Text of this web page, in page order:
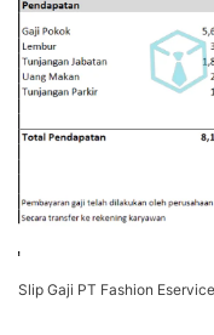
Slip Gaji PT Fashion